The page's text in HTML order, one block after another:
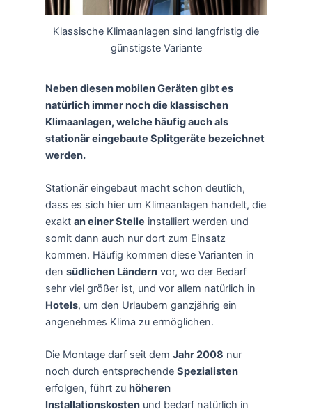
Klassische Klimaanlagen sind langfristig die
günstigste Variante
Neben diesen mobilen Geräten gibt es
natürlich immer noch die klassischen
Klimaanlagen, welche häufig auch als
stationär eingebaute Splitgeräte bezeichnet
werden.
Stationär eingebaut macht schon deutlich,
dass es sich hier um Klimaanlagen handelt, die
exakt an einer Stelle installiert werden und
somit dann auch nur dort zum Einsatz
kommen. Häufig kommen diese Varianten in
den südlichen Ländern vor, wo der Bedarf
sehr viel größer ist, und vor allem natürlich in
Hotels, um den Urlaubern ganzjährig ein
angenehmes Klima zu ermöglichen.
Die Montage darf seit dem Jahr 2008 nur
noch durch entsprechende Spezialisten
erfolgen, führt zu höheren
Installationskosten und bedarf natürlich in